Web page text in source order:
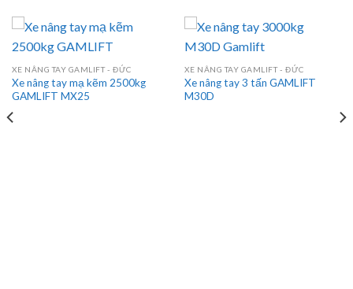
XE NÂNG TAY GAMLIFT - ĐỨC
Xe nâng tay mạ kẽm 2500kg
GAMLIFT MX25
XE NÂNG TAY GAMLIFT - ĐỨC
Xe nâng tay 3 tấn GAMLIFT
M30D